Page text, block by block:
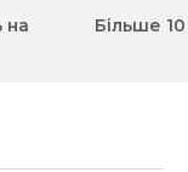
на
Більше